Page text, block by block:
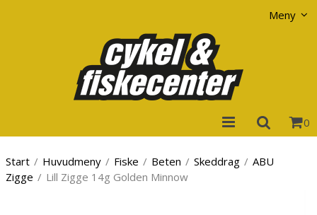
Meny
0
Start / Huvudmeny / Fiske / Beten / Skeddrag / ABU
Zigge / Lill Zigge 14g Golden Minnow